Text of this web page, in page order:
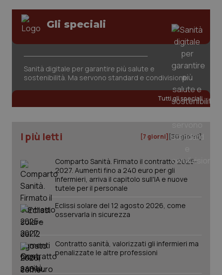
Gli speciali
Sanità digitale per garantire più salute e
sostenibilità. Ma servono standard e condivisione
Tutti gli speciali
I più letti [7 giorni] [30 giorni]
Comparto Sanità. Firmato il contratto 2025-
2027. Aumenti fino a 240 euro per gli
infermieri, arriva il capitolo sull'IA e nuove
tutele per il personale
Eclissi solare del 12 agosto 2026, come
osservarla in sicurezza
Contratto sanità, valorizzati gli infermieri ma
penalizzate le altre professioni
tracking-sites-ironfish-
www.quotidianosanita.it
2
tracking-sites-ironfish-
www.quotidianosanita.it